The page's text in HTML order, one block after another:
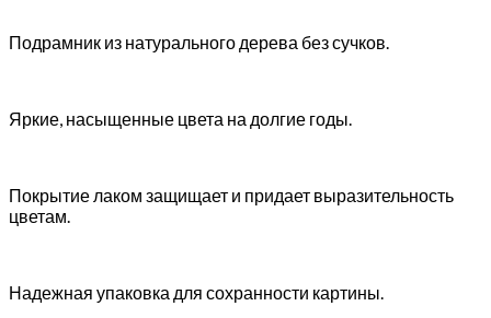
Подрамник из натурального дерева без сучков.
Яркие, насыщенные цвета на долгие годы.
Покрытие лаком защищает и придает выразительность
цветам.
Надежная упаковка для сохранности картины.